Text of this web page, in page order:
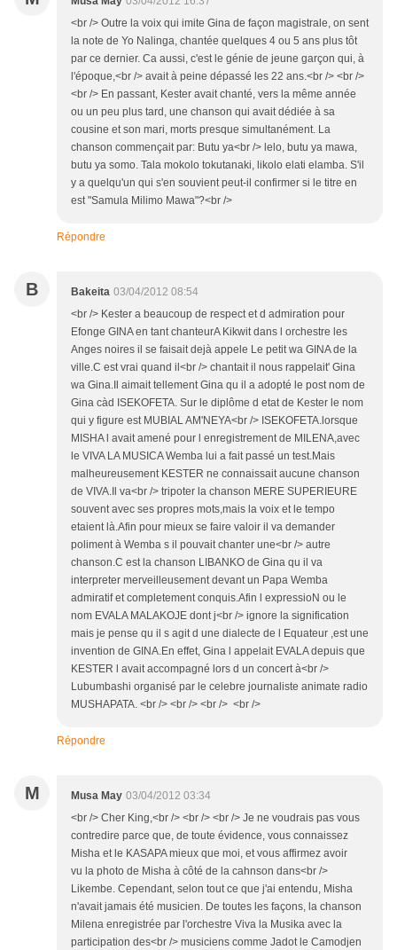
<br /> Outre la voix qui imite Gina de façon magistrale, on sent
la note de Yo Nalinga, chantée quelques 4 ou 5 ans plus tôt
par ce dernier. Ca aussi, c'est le génie de jeune garçon qui, à
l'époque,<br /> avait à peine dépassé les 22 ans.<br /> <br />
<br /> En passant, Kester avait chanté, vers la même année
ou un peu plus tard, une chanson qui avait dédiée à sa
cousine et son mari, morts presque simultanément. La
chanson commençait par: Butu ya<br /> lelo, butu ya mawa,
butu ya somo. Tala mokolo tokutanaki, likolo elati elamba. S'il
y a quelqu'un qui s'en souvient peut-il confirmer si le titre en
est "Samula Milimo Mawa"?<br />
Répondre
B Bakeita 03/04/2012 08:54
<br /> Kester a beaucoup de respect et d admiration pour
Efonge GINA en tant chanteurA Kikwit dans l orchestre les
Anges noires il se faisait dejà appele Le petit wa GINA de la
ville.C est vrai quand il<br /> chantait il nous rappelait' Gina
wa Gina.Il aimait tellement Gina qu il a adopté le post nom de
Gina càd ISEKOFETA. Sur le diplôme d etat de Kester le nom
qui y figure est MUBIAL AM'NEYA<br /> ISEKOFETA.lorsque
MISHA l avait amené pour l enregistrement de MILENA,avec
le VIVA LA MUSICA Wemba lui a fait passé un test.Mais
malheureusement KESTER ne connaissait aucune chanson
de VIVA.Il va<br /> tripoter la chanson MERE SUPERIEURE
souvent avec ses propres mots,mais la voix et le tempo
etaient là.Afin pour mieux se faire valoir il va demander
poliment à Wemba s il pouvait chanter une<br /> autre
chanson.C est la chanson LIBANKO de Gina qu il va
interpreter merveilleusement devant un Papa Wemba
admiratif et completement conquis.Afin l expressioN ou le
nom EVALA MALAKOJE dont j<br /> ignore la signification
mais je pense qu il s agit d une dialecte de l Equateur ,est une
invention de GINA.En effet, Gina l appelait EVALA depuis que
KESTER l avait accompagné lors d un concert à<br />
Lubumbashi organisé par le celebre journaliste animate radio
MUSHAPATA. <br /> <br /> <br /> <br />
Répondre
M Musa May 03/04/2012 03:34
<br /> Cher King,<br /> <br /> <br /> Je ne voudrais pas vous
contredire parce que, de toute évidence, vous connaissez
Misha et le KASAPA mieux que moi, et vous affirmez avoir
vu la photo de Misha à côté de la cahnson dans<br />
Likembe. Cependant, selon tout ce que j'ai entendu, Misha
n'avait jamais été musicien. De toutes les façons, la chanson
Milena enregistrée par l'orchestre Viva la Musika avec la
participation des<br /> musiciens comme Jadot le Camodjen